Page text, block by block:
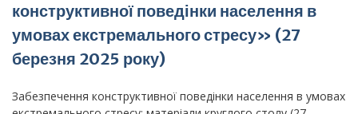
конструктивної поведінки населення в
умовах екстремального стресу» (27
березня 2025 року)
Забезпечення конструктивної поведінки населення в умовах